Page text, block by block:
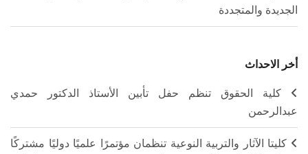
الجديدة والمتجددة
أخر الاحداث
كلية الحقوق تنظم حفل تأبين الأستاذ الدكتور حمدي
عبدالرحمن
كليتا الآثار والتربية النوعية تنظمان مؤتمرًا علميًا دوليًا مشتركًا